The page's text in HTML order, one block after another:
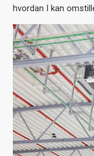
hvordan I kan